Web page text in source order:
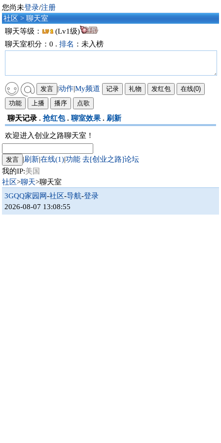
您尚未登录/注册
社区 > 聊天室
聊天等级：
(Lv1级)
聊天室积分：0 . 排名 ：未入榜
|动作|My频道
聊天记录 . 抢红包. 聊室效果 . 刷新
欢迎进入创业之路聊天室！
|刷新|在线(1)|功能 去[创业之路]论坛
我的IP:美国
社区>聊天>聊天室
3GQQ家园网-社区-导航-登录
2026-08-07 13:08:55